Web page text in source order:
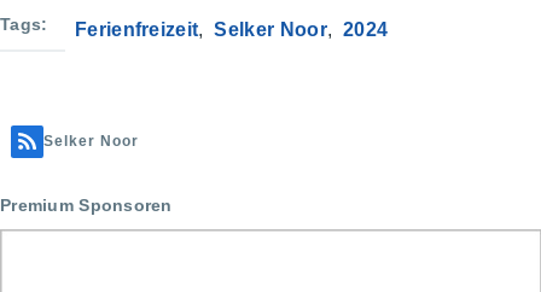
a
Tags Ferienfreizeit Selker Noor 2024
Selker Noor
Premium Sponsoren